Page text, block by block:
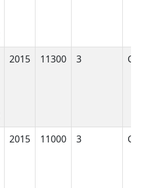
2015 11300 3 G
2015 11000 3 G